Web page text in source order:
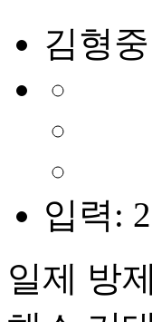
김형
입력:
일제 방